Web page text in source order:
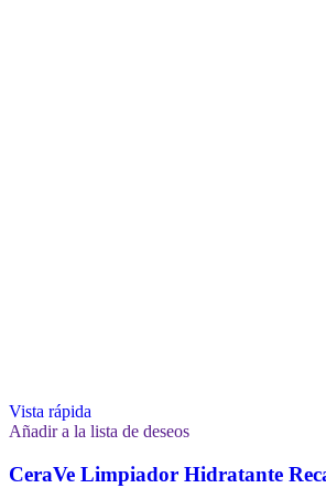
Vista rápida
Añadir a la lista de deseos
CeraVe Limpiador Hidratante